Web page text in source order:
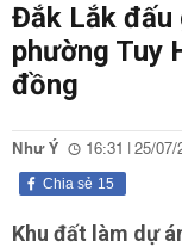
Đắk Lắk đấu
phường Tuy
đồng
Như Ý 16:31 | 25/
15
Chia sẻ
Khu đất làm dự